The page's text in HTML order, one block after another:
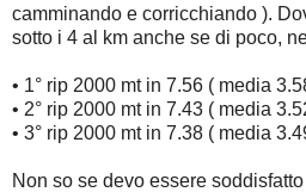
camminando e corricchiando ).
sotto i 4 al km anche se di poco,
• 1° rip 2000 mt in 7.56 ( media
• 2° rip 2000 mt in 7.43 ( media
• 3° rip 2000 mt in 7.38 ( media
Non so se devo essere